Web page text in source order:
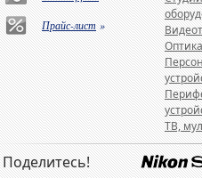
Прайс-лист»
Оптика
ТВ,
Поделитесь!